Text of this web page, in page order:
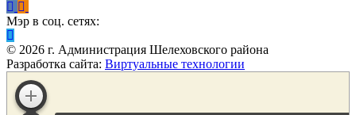
Мэр в соц. сетях:
© 2026 г. Администрация Шелеховского района
Разработка сайта: Виртуальные технологии